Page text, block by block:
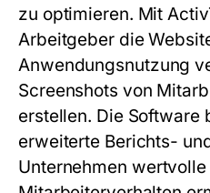
zu optimieren. Mit
Arbeitgeber die
Anwendungsnutzung
Screenshots von
erstellen. Die Software
erweiterte Berichts-
Unternehmen